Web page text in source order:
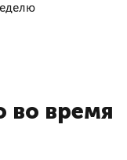
во время